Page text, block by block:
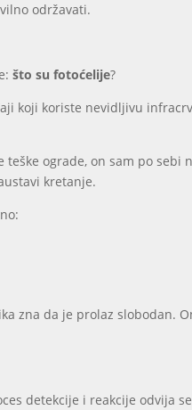
održavati.
što su fotoćelije?
koji koriste nevidljivu
ograde, on sam po sebi
kretanje.
zna da je prolaz slobodan.
detekcije i reakcije odvija